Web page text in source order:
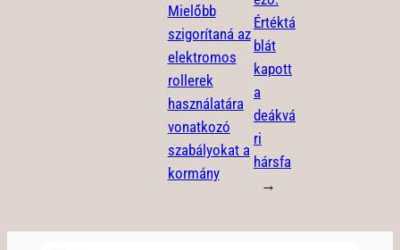
Mielőbb
szigorítaná az
elektromos
rollerek
használatára
vonatkozó
szabályokat a
kormány
Értéktá
blát
kapott
a
deákvá
ri
hársfa
→